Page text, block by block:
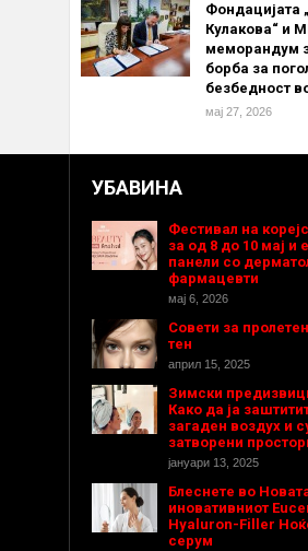
Фондацијата
Кулакова“ и
меморандум
борба за
безбедност
мај 27, 2026
УБАВИНА
Фестивал на
за од 8 до 10 мај и
панели со
фармацевти
мај 6, 2026
Совети за
тен
април 15, 2025
Зимски
Како да ја
загаден воздух и
затворени
јануари 13, 2025
Блеснете во
иновативниот
Hyaluron-Filler
серум